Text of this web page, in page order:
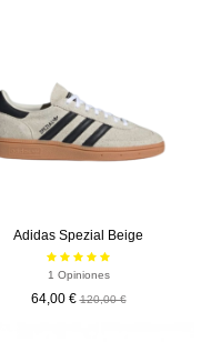
Adidas Spezial Beige
1 Opiniones
64,00 € 120,00 €